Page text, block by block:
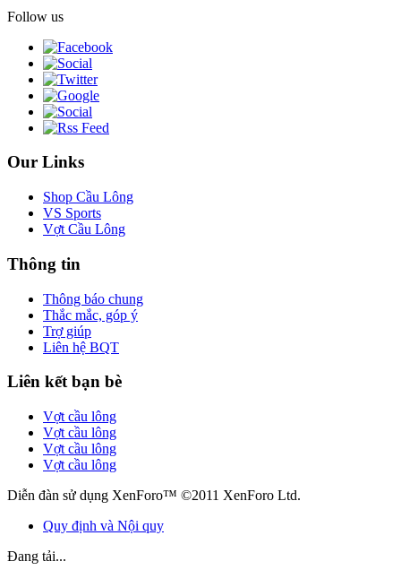
Follow us
Our Links
Shop Cầu Lông
VS Sports
Vợt Cầu Lông
Thông tin
Thông báo chung
Thắc mắc, góp ý
Trợ giúp
Liên hệ BQT
Liên kết bạn bè
Vợt cầu lông
Vợt cầu lông
Vợt cầu lông
Vợt cầu lông
Diễn đàn sử dụng XenForo™ ©2011 XenForo Ltd.
Quy định và Nội quy
Đang tải...